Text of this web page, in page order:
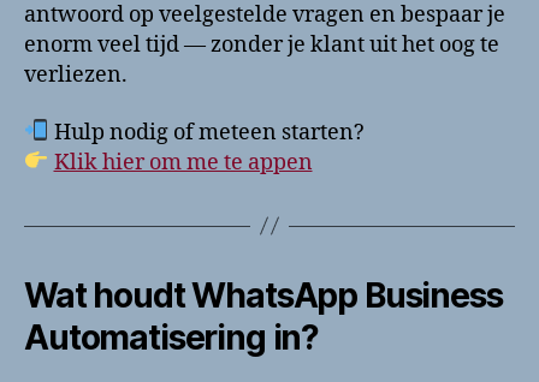
antwoord op veelgestelde vragen en bespaar je
enorm veel tijd — zonder je klant uit het oog te
verliezen.
Hulp nodig of meteen starten?
Klik hier om me te appen
Wat houdt WhatsApp Business
Automatisering in?